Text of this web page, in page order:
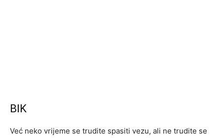
BIK
Već neko vrijeme se trudite spasiti vezu, ali ne trudite se